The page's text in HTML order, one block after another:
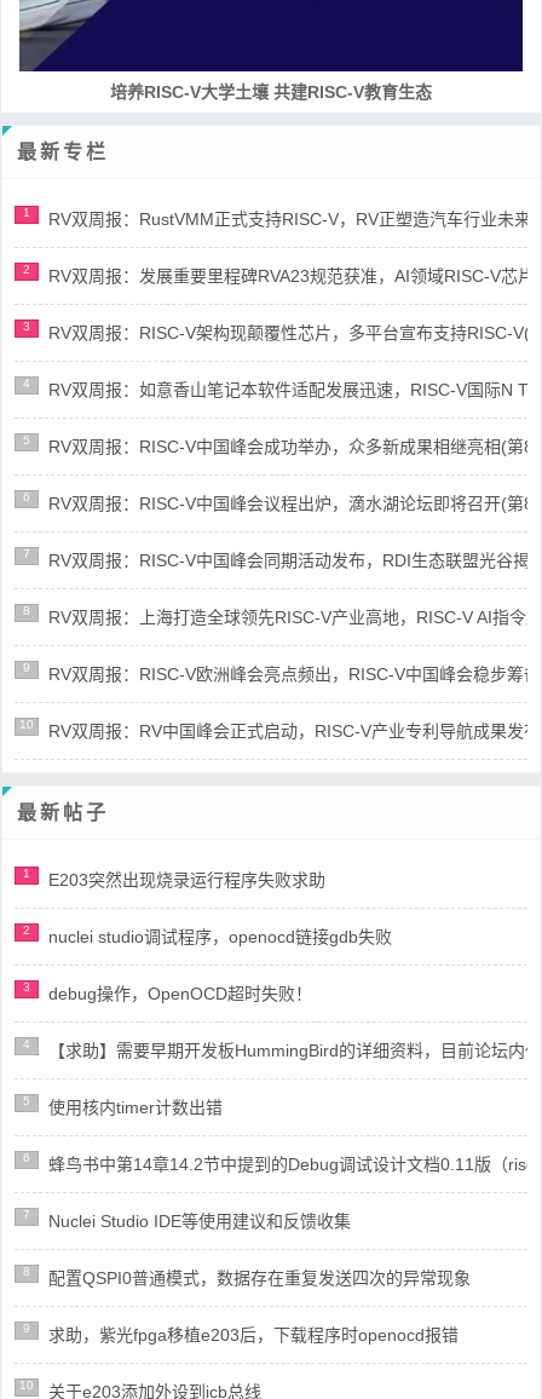
培养RISC-V大学土壤 共建RISC-V教育生态
最新专栏
1 RV双周报：RustVMM正式支持RISC-V，RV正塑造汽车行业未来
2 RV双周报：发展重要里程碑RVA23规范获准，AI领域RISC-V芯
3 RV双周报：RISC-V架构现颠覆性芯片，多平台宣布支持RISC-V(
4 RV双周报：如意香山笔记本软件适配发展迅速，RISC-V国际N
5 RV双周报：RISC-V中国峰会成功举办，众多新成果相继亮相(第
6 RV双周报：RISC-V中国峰会议程出炉，滴水湖论坛即将召开(第
7 RV双周报：RISC-V中国峰会同期活动发布，RDI生态联盟光谷揭
8 RV双周报：上海打造全球领先RISC-V产业高地，RISC-V AI指令
9 RV双周报：RISC-V欧洲峰会亮点频出，RISC-V中国峰会稳步筹
10 RV双周报：RV中国峰会正式启动，RISC-V产业专利导航成果发
最新帖子
1 E203突然出现烧录运行程序失败求助
2 nuclei studio调试程序，openocd链接gdb失败
3 debug操作，OpenOCD超时失败！
4 【求助】需要早期开发板HummingBird的详细资料，目前论坛内
5 使用核内timer计数出错
6 蜂鸟书中第14章14.2节中提到的Debug调试设计文档0.11版（
7 Nuclei Studio IDE等使用建议和反馈收集
8 配置QSPI0普通模式，数据存在重复发送四次的异常现象
9 求助，紫光fpga移植e203后，下载程序时openocd报错
10 关于e203添加外设到icb总线